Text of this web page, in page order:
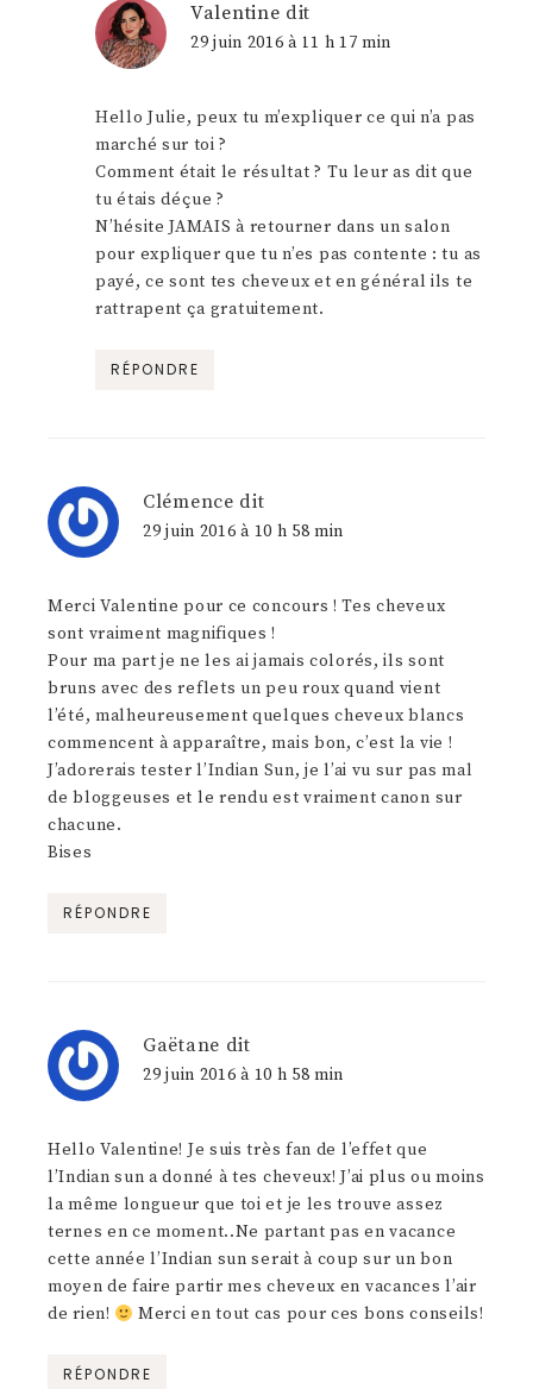
Valentine dit
29 juin 2016 à 11 h 17 min
Hello Julie, peux tu m’expliquer ce qui n’a pas
marché sur toi ?
Comment était le résultat ? Tu leur as dit que
tu étais déçue ?
N’hésite JAMAIS à retourner dans un salon
pour expliquer que tu n’es pas contente : tu as
payé, ce sont tes cheveux et en général ils te
rattrapent ça gratuitement.
RÉPONDRE
Clémence dit
29 juin 2016 à 10 h 58 min
Merci Valentine pour ce concours ! Tes cheveux
sont vraiment magnifiques !
Pour ma part je ne les ai jamais colorés, ils sont
bruns avec des reflets un peu roux quand vient
l’été, malheureusement quelques cheveux blancs
commencent à apparaître, mais bon, c’est la vie !
J’adorerais tester l’Indian Sun, je l’ai vu sur pas mal
de bloggeuses et le rendu est vraiment canon sur
chacune.
Bises
RÉPONDRE
Gaëtane dit
29 juin 2016 à 10 h 58 min
Hello Valentine! Je suis très fan de l’effet que
l’Indian sun a donné à tes cheveux! J’ai plus ou moins
la même longueur que toi et je les trouve assez
ternes en ce moment..Ne partant pas en vacance
cette année l’Indian sun serait à coup sur un bon
moyen de faire partir mes cheveux en vacances l’air
de rien!
Merci en tout cas pour ces bons conseils!
RÉPONDRE